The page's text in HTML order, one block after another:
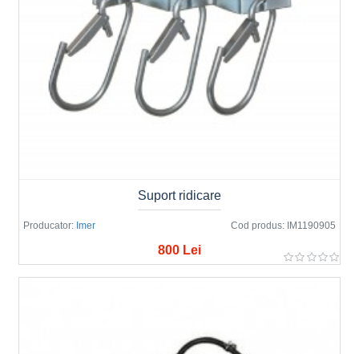
Producator: Imer Cod produs: IM1190905
Suport ridicare
800 Lei